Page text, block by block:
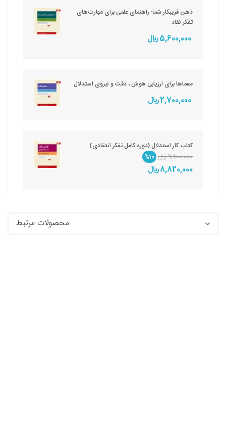
ذهن فریبکار شما: راهنمای علمی برای مهارت‌های
تفکر نقاد
5,600,000 ريال
معماها برای ارزیابی هوش ، دقت و نیروی استدلال
2,700,000 ريال
کتاب کار استدلال (دوره کامل تفکر انتقادی)
9,800,000 ريال
%10
8,820,000 ريال
محصولات مرتبط